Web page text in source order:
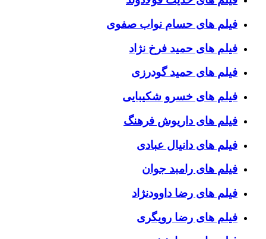
فیلم های حسام نواب صفوی
فیلم های حمید فرخ نژاد
فیلم های حمید گودرزی
فیلم های خسرو شکیبایی
فیلم های داریوش فرهنگ
فیلم های دانیال عبادی
فیلم های رامبد جوان
فیلم های رضا داوودنژاد
فیلم های رضا رویگری